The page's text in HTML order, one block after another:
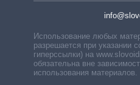
Использование любых
разрешается при указании
гиперссылки) на
обязательна вне
использования материалов.